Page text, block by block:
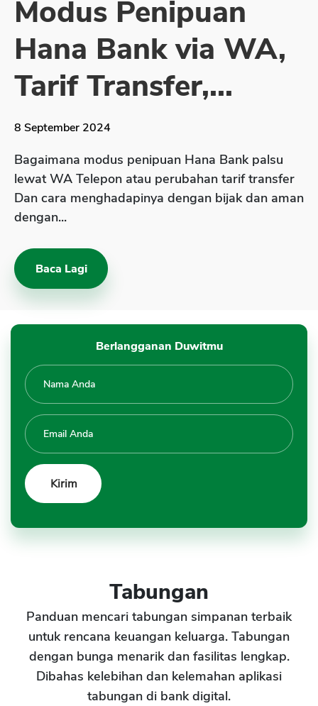
Sekuritas Saham
Bank Digital
Crypto
Assets Crypto
Asuransi Jiwa
Asuransi Kesehatan
Asuransi Syariah
Modus Penipuan
Hana Bank via WA,
Tarif Transfer,...
8 September 2024
Bagaimana modus penipuan Hana Bank palsu
lewat WA Telepon atau perubahan tarif transfer
Dan cara menghadapinya dengan bijak dan aman
dengan...
Baca Lagi
Berlangganan Duwitmu
Tabungan
Panduan mencari tabungan simpanan terbaik
untuk rencana keuangan keluarga. Tabungan
dengan bunga menarik dan fasilitas lengkap.
Dibahas kelebihan dan kelemahan aplikasi
tabungan di bank digital.